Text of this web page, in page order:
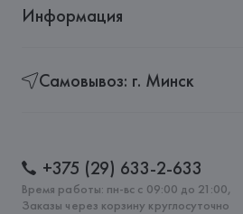
Информация
Самовывоз: г. Минск
+375 (29) 633-2-633
Время работы: пн-вс с 09:00 до 21:00,
Заказы через корзину круглосуточно